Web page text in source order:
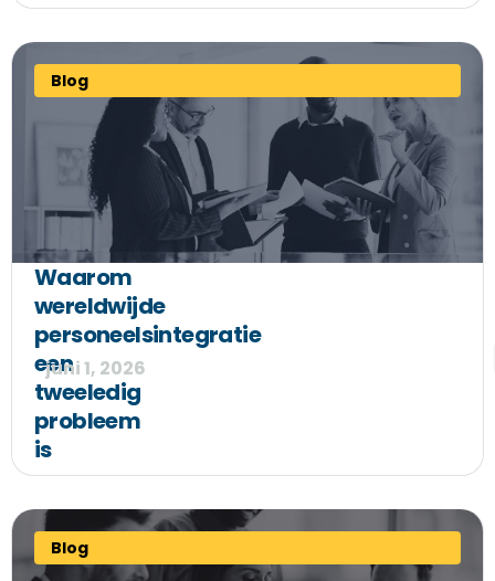
Blog
Waarom
wereldwijde
personeelsintegratie
een
tweeledig
probleem
is
juni 1, 2026
Blog